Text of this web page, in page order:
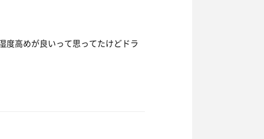
度高めが良いって思ってたけどドラ